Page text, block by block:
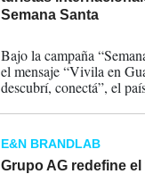
Semana Santa
Bajo la campaña
el mensaje “Vivila en
descubrí, conectá”, el
accesible, reforzando
con la seguridad y la
E&N BRANDLAB
Grupo AG redefine